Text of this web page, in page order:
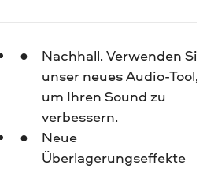
Nachhall. Verwenden Sie
unser neues Audio-Tool,
um Ihren Sound zu
verbessern.
Neue
Überlagerungseffekte